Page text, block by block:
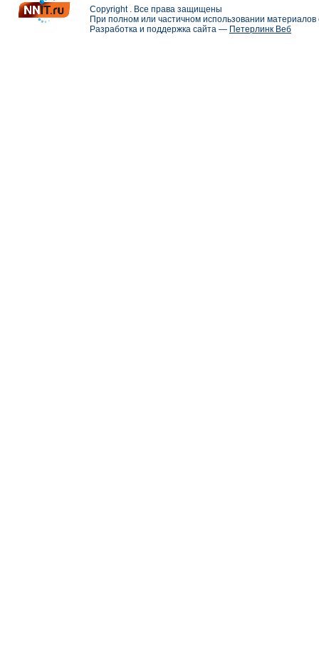
Copyright . Все права защищены
При полном или частичном использовании
Разработка и поддержка сайта — Петерлинк Веб